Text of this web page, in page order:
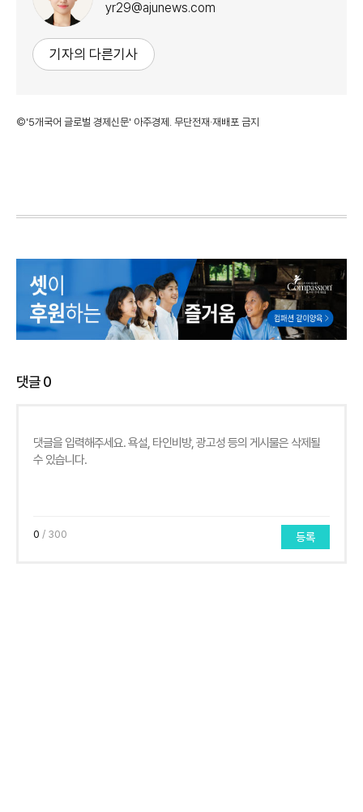
yr29@ajunews.com
기자의 다른기사
©'5개국어 글로벌 경제신문' 아주경제. 무단전재·재배포 금지
댓글0
0 / 300 등록